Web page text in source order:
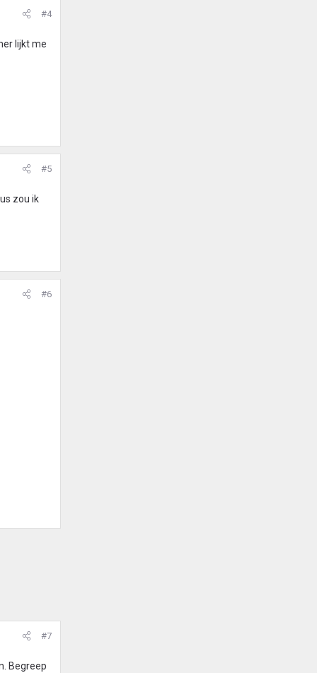
#4
lijkt me
#5
zou ik
#6
#7
Begreep